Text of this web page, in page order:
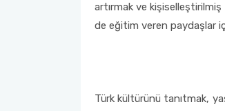
artırmak ve
de eğitim veren paydaşlar
Türk kültürünü tanıtmak,